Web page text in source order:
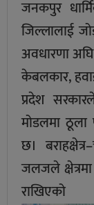
जनकपुर
जिल्लालाई
अवधारणा
केबलकार,
प्रदेश
मोडलमा ठूला
छ।
जलजले